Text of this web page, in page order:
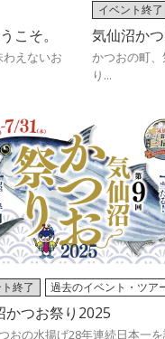
こそ。
えないお
イベント終了
気仙沼か
かつおの町
り...
終了 過去のイベント・ツア
かつお祭り2025
おの水揚げ28年連続日本一